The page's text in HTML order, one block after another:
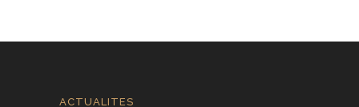
ACTUALITES